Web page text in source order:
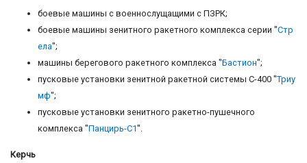
боевые машины с военнослущащими с ПЗРК;
боевые машины зенитного ракетного комплекса серии "Стр
ела";
машины берегового ракетного комплекса "Бастион";
пусковые установки зенитной ракетной системы С-400 "Триу
мф";
пусковые установки зенитного ракетно-пушечного
комплекса "Панцирь-С1".
Керчь